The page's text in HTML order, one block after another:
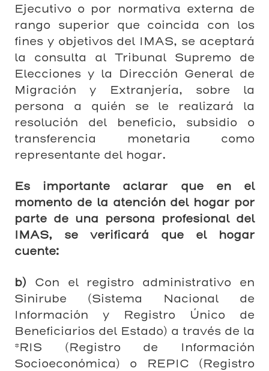
Ejecutivo o por normativa externa de
rango superior que coincida con los
fines y objetivos del IMAS, se aceptará
la consulta al Tribunal Supremo de
Elecciones y la Dirección General de
Migración y Extranjería, sobre la
persona a quién se le realizará la
resolución del beneficio, subsidio o
transferencia monetaria como
representante del hogar.
Es importante aclarar que en el
momento de la atención del hogar por
parte de una persona profesional del
IMAS, se verificará que el hogar
cuente:
b) Con el registro administrativo en
Sinirube (Sistema Nacional de
Información y Registro Único de
Beneficiarios del Estado) a través de la
*RIS (Registro de Información
Socioeconómica) o REPIC (Registro